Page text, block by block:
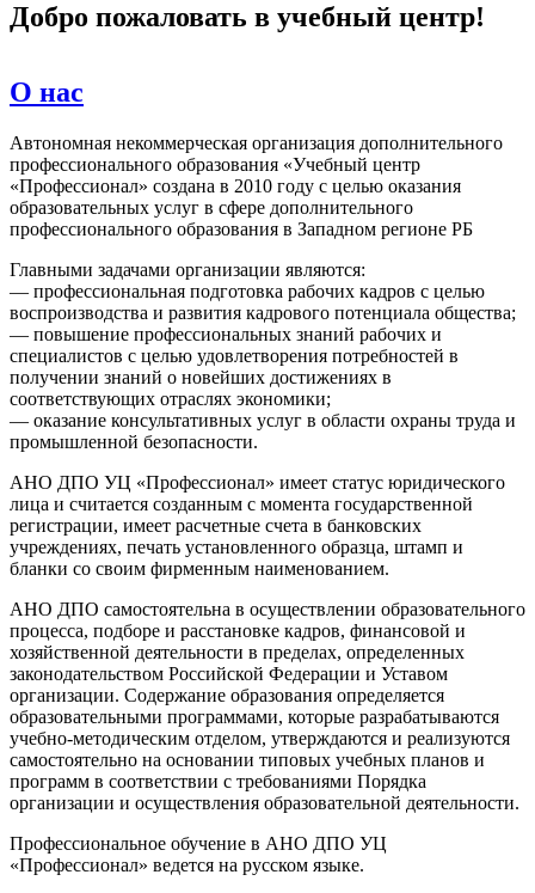
Добро пожаловать в учебный центр!
О нас
Автономная некоммерческая организация дополнительного
профессионального образования «Учебный центр
«Профессионал» создана в 2010 году с целью оказания
образовательных услуг в сфере дополнительного
профессионального образования в Западном регионе РБ
Главными задачами организации являются:
— профессиональная подготовка рабочих кадров с целью
воспроизводства и развития кадрового потенциала общества;
— повышение профессиональных знаний рабочих и
специалистов с целью удовлетворения потребностей в
получении знаний о новейших достижениях в
соответствующих отраслях экономики;
— оказание консультативных услуг в области охраны труда и
промышленной безопасности.
АНО ДПО УЦ «Профессионал» имеет статус юридического
лица и считается созданным с момента государственной
регистрации, имеет расчетные счета в банковских
учреждениях, печать установленного образца, штамп и
бланки со своим фирменным наименованием.
АНО ДПО самостоятельна в осуществлении образовательного
процесса, подборе и расстановке кадров, финансовой и
хозяйственной деятельности в пределах, определенных
законодательством Российской Федерации и Уставом
организации. Содержание образования определяется
образовательными программами, которые разрабатываются
учебно-методическим отделом, утверждаются и реализуются
самостоятельно на основании типовых учебных планов и
программ в соответствии с требованиями Порядка
организации и осуществления образовательной деятельности.
Профессиональное обучение в АНО ДПО УЦ
«Профессионал» ведется на русском языке.